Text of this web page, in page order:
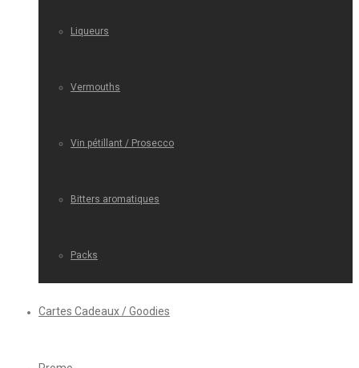
Liqueurs
Vermouths
Vin pétillant / Prosecco
Bitters aromatiques
Packs
Cartes Cadeaux / Goodies